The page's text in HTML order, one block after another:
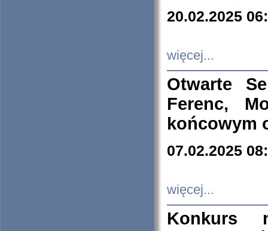
20.02.2025
więcej...
Otwarte
Ferenc,
końcowym
07.02.2025
więcej...
Konkurs